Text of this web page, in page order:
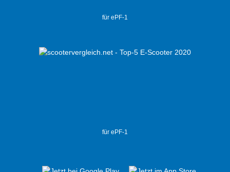
für ePF-1
für ePF-1